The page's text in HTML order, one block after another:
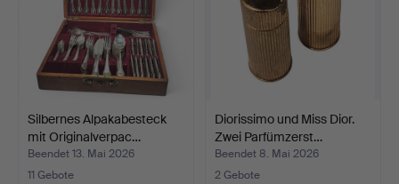
Silbernes Alpakabesteck
mit Originalverpac…
Beendet 13. Mai 2026
11 Gebote
Diorissimo und Miss Dior.
Zwei Parfümzerst…
Beendet 8. Mai 2026
2 Gebote